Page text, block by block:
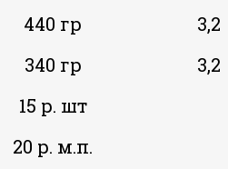
440 гр 3,2
340 гр 3,2
15 р. шт
20 р. м.п.